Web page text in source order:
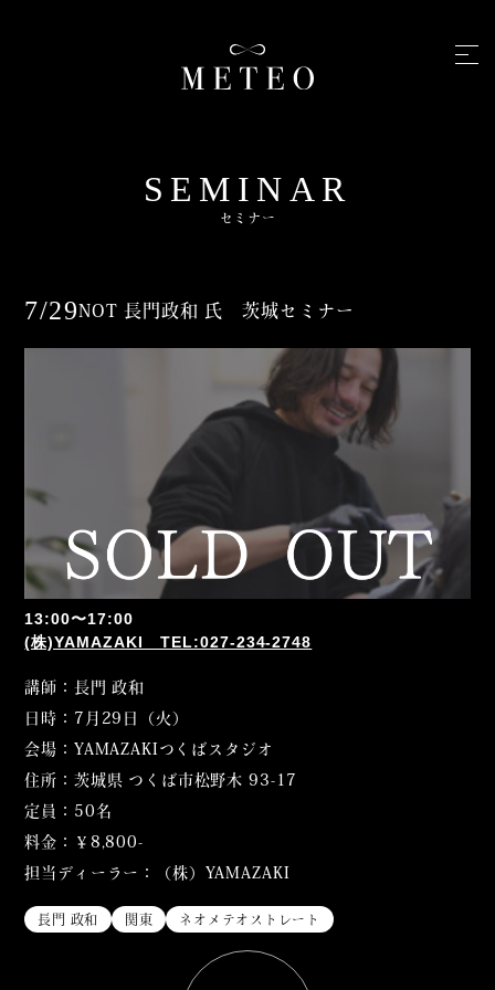
SEMINAR
セミナー
7/29NOT 長門政和 氏 茨城セミナー
13:00〜17:00
(株)YAMAZAKI TEL:027-234-2748
講師：長門 政和
日時：7月29日（火）
会場：YAMAZAKIつくばスタジオ
住所：茨城県 つくば市松野木 93-17
定員：50名
料金：￥8,800-
担当ディーラー：（株）YAMAZAKI
長門 政和 関東 ネオメテオストレート